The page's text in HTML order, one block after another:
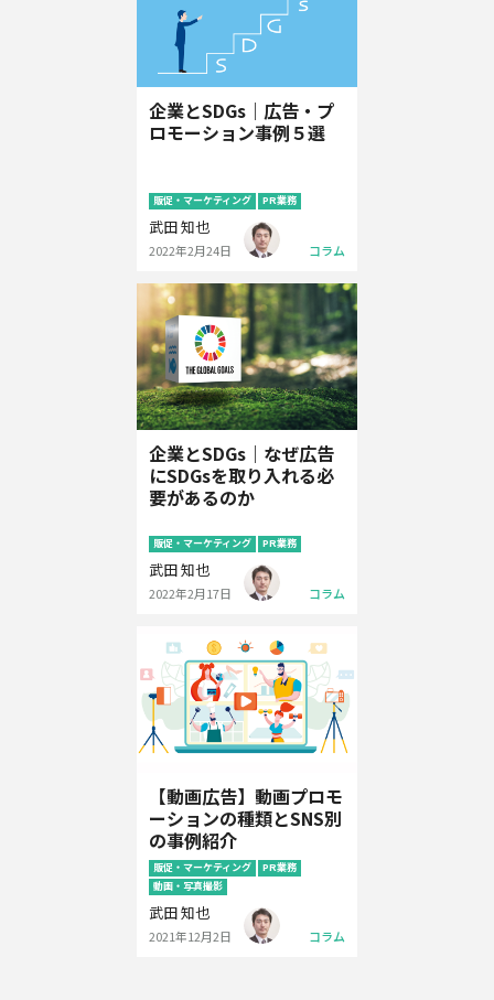
企業とSDGs｜広告・プ
ロモーション事例５選
販促・マーケティング PR業務
武田 知也
2022年2月24日 コラム
企業とSDGs｜なぜ広告
にSDGsを取り入れる必
要があるのか
販促・マーケティング PR業務
武田 知也
2022年2月17日 コラム
【動画広告】動画プロモ
ーションの種類とSNS別
の事例紹介
販促・マーケティング
PR業務
動画・写真撮影
武田 知也
2021年12月2日 コラム